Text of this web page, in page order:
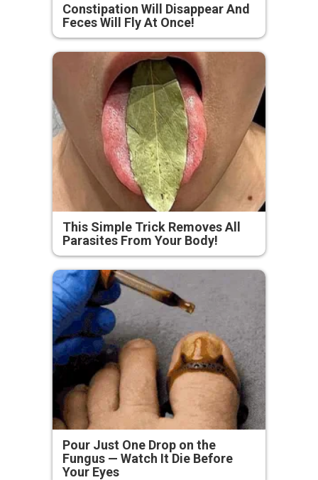
Constipation Will Disappear And
Feces Will Fly At Once!
This Simple Trick Removes All
Parasites From Your Body!
Pour Just One Drop on the
Fungus — Watch It Die Before
Your Eyes